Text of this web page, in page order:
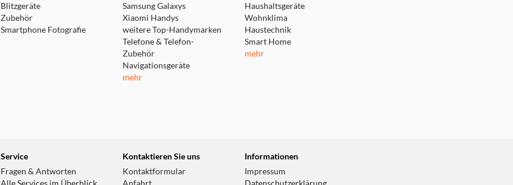
Blitzgeräte
Zubehör
Smartphone Fotografie
Samsung Galaxys
Xiaomi Handys
weitere Top-Handymarken
Telefone & Telefon-
Zubehör
Navigationsgeräte
mehr
Haushaltsgeräte
Wohnklima
Haustechnik
Smart Home
mehr
Service
Fragen & Antworten
Kontaktieren Sie uns
Kontaktformular
Informationen
Impressum